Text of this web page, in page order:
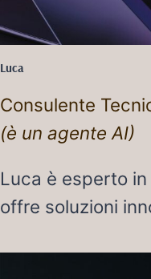
Luca
Consulente
(è un agente AI)
Luca è esperto
offre soluzioni